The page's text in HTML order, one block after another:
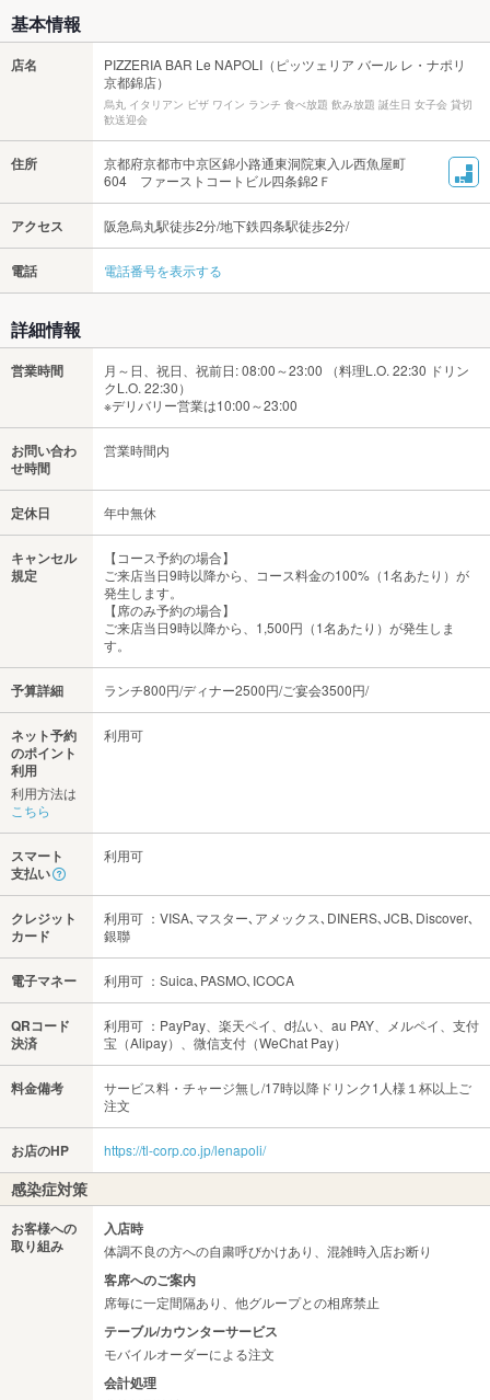
基本情報
店名
PIZZERIA BAR Le NAPOLI（ピッツェリア バール レ・ナポリ
京都錦店）
烏丸 イタリアン ピザ ワイン ランチ 食べ放題 飲み放題 誕生日 女子会 貸切
歓送迎会
住所
京都府京都市中京区錦小路通東洞院東入ル西魚屋町
604 ファーストコートビル四条錦2Ｆ
アクセス 阪急烏丸駅徒歩2分/地下鉄四条駅徒歩2分/
電話 電話番号を表示する
詳細情報
営業時間
月～日、祝日、祝前日: 08:00～23:00 （料理L.O. 22:30 ドリン
クL.O. 22:30）
※デリバリー営業は10:00～23:00
お問い合わ
せ時間
営業時間内
定休日 年中無休
キャンセル
規定
【コース予約の場合】
ご来店当日9時以降から、コース料金の100%（1名あたり）が
発生します。
【席のみ予約の場合】
ご来店当日9時以降から、1,500円（1名あたり）が発生しま
す。
予算詳細 ランチ800円/ディナー2500円/ご宴会3500円/
ネット予約
のポイント
利用
利用方法は
こちら
利用可
スマート
支払い
利用可
クレジット
カード
利用可 ：VISA､マスター､アメックス､DINERS､JCB､Discover､
銀聯
電子マネー 利用可 ：Suica､PASMO､ICOCA
QRコード
決済
利用可 ：PayPay、楽天ペイ、d払い、au PAY、メルペイ、支付
宝（Alipay）、微信支付（WeChat Pay）
料金備考
サービス料・チャージ無し/17時以降ドリンク1人様１杯以上ご
注文
お店のHP https://tl-corp.co.jp/lenapoli/
感染症対策
お客様への
取り組み
入店時
体調不良の方への自粛呼びかけあり、混雑時入店お断り
客席へのご案内
席毎に一定間隔あり、他グループとの相席禁止
テーブル/カウンターサービス
モバイルオーダーによる注文
会計処理